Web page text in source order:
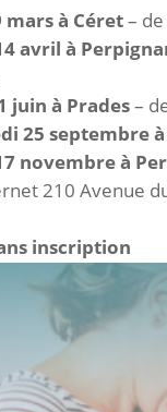
mars à Céret–
avril à
juin à Prades–
25 septembre
novembre à
210 Avenue
inscription